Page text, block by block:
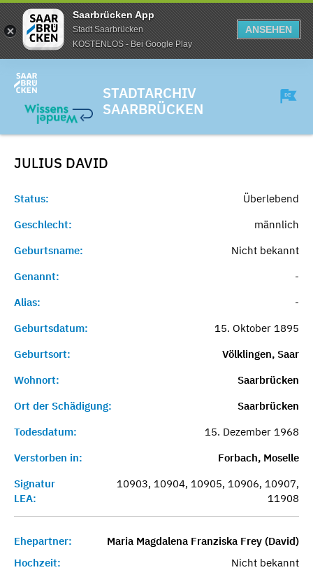
Saarbrücken App
Stadt Saarbrücken
KOSTENLOS - Bei Google Play
ANSEHEN
STADTARCHIV
SAARBRÜCKEN
JULIUS DAVID
Status:
Überlebend
Geschlecht:
männlich
Geburtsname:
Nicht bekannt
Genannt:
-
Alias:
-
Geburtsdatum:
15. Oktober 1895
Geburtsort:
Völklingen, Saar
Wohnort:
Saarbrücken
Ort der Schädigung:
Saarbrücken
Todesdatum:
15. Dezember 1968
Verstorben in:
Forbach, Moselle
Signatur
LEA:
10903, 10904, 10905, 10906, 10907,
11908
Ehepartner:
Maria Magdalena Franziska Frey (David)
Hochzeit:
Nicht bekannt